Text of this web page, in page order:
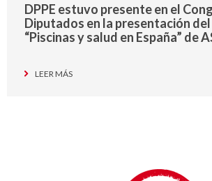
DPPE estuvo presente en el
Diputados en la presentación
“Piscinas y salud en España” de
LEER MÁS